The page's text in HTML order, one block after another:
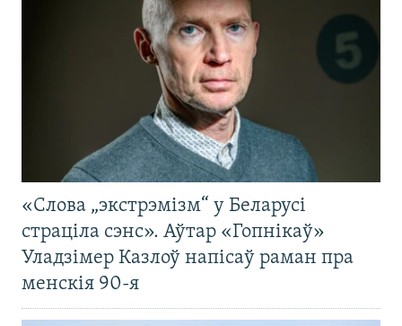
«Слова „экстрэмізм“ у Беларусі
страціла сэнс». Аўтар «Гопнікаў»
Уладзімер Казлоў напісаў раман пра
менскія 90-я